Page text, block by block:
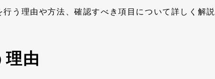
う理由や方法、確認すべき項目について詳しく解説
理由